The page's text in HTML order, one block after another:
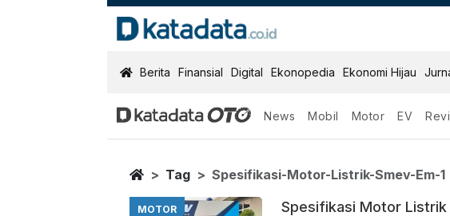
KatadataOTO
Berita Finansial Digital Ekonopedia Ekonomi Hijau
News Mobil Motor EV
Spesifikasi Motor
Berita Terbaru
Home
Tag Spesifikasi-Motor-Listrik-Smev-Em-1
MOTOR
Spesifikasi Motor Listrik